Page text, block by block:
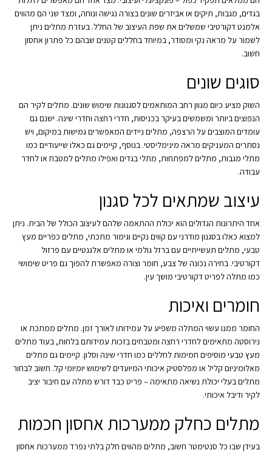
בגדים, מגבות, תיקים או אביזרים שונים בצורה נגישה ונוחה, ומצד שני הם מהווים
אלמנט דקורטיבי שמשלים את שפת העיצוב של החלל. בעזרת מתלים ניתן
לשמור על מראה נקי ומסודר, במיוחד בחללים קטנים שבהם כל פתרון אחסון
חשוב.
סוגים שונים
השוק מציע כיום מגוון רחב המותאמים לסגנונות שימוש שונים. מתלים לקיר הם
הנפוצים ביותר ומשמשים בעיקר בכניסות, חדרי רחצה וחדרי שינה. ישנם גם
עומדים המוצבים על הרצפה, מתלים ניידים המאפשרים גמישות במיקום, ויש
נסתרים המעניקים מראה מינימליסטי. בנוסף, קיימים גם כאלו שייעודיים כמו
מתלי מגבות, מתלים למפתחות, מתלי בגדים ואפילו מתלים למטבח או לחדר
עבודה.
עיצוב שמתאים לכל סגנון
אחד היתרונות הגדולים הוא יכולת ההתאמה שלהם לעיצוב הכולל של הבית. ניתן
למצוא כאלו בסגנון מודרני עם קווים נקיים וגימור מתכתי, מתלים כפריים מעץ
טבעי, מתלים תעשייתיים עם ברזל גולמי או מתלים אלגנטיים עם פרזול
דקורטיבי. בחירה נכונה של צבע, חומר וצורה מאפשרת להפוך גם פריט שימושי
כמו מתלה לפריט דקורטיבי מושך עין.
חומרים ואיכות
החומר ממנו עשוי המתלה משפיע על עמידותו לאורך זמן. מתלים ממתכת או
נירוסטה מתאימים לחדרי רחצה ומטבחים בזכות עמידותם בלחות, בעוד מתלים
מעץ טבעי מוסיפים חמימות לחללים כמו חדרי שינה וסלון. קיימים גם מתלים
מאלומיניום קליל או מפלסטיק איכותי המיועדים לשימוש יומיומי קל. חשוב לבחור
מתלים בעלי יכולת נשיאה מתאימה – פריט כבד דורש מתלה עם חיבור יציב
לקיר ודיבל איכותי.
מתלים כחלק ממערכות אחסון חכמות
בעידן שבו כל סנטימטר חשוב, מתלים מהווים חלק בלתי נפרד ממערכות אחסון